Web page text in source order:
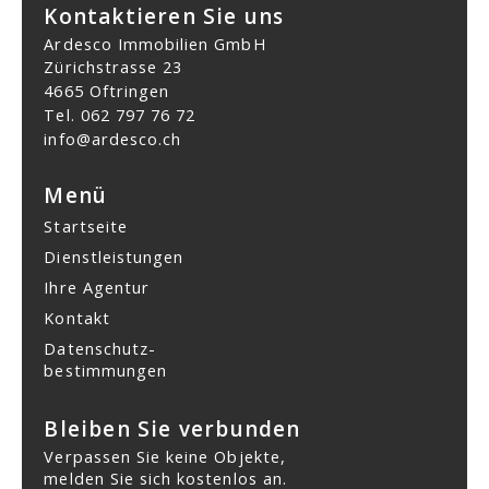
Kontaktieren Sie uns
Ardesco Immobilien GmbH
Zürichstrasse 23
4665 Oftringen
Tel. 062 797 76 72
info@ardesco.ch
Menü
Startseite
Dienstleistungen
Ihre Agentur
Kontakt
Datenschutz­
bestimmungen
Bleiben Sie verbunden
Verpassen Sie keine Objekte,
melden Sie sich kostenlos an.